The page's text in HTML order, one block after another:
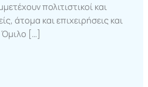
πολιτιστικοί και
άτομα και επιχειρήσεις και
[…]